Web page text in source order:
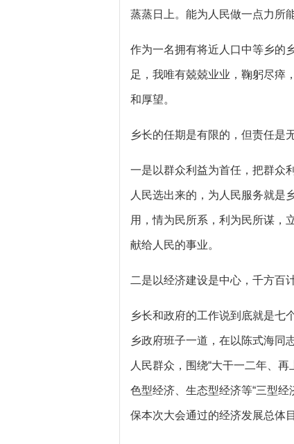
蒸蒸日上。能为人民做一点力所
作为一名拥有将近人口中等乡的
足，我唯有兢兢业业，鞠躬尽瘁
和厚望。
乡长的任期是有限的，但责任是
一是以群众利益为首任，把群众
人民选出来的，为人民服务就是
用，情为民所系，利为民所谋，
献给人民的事业。
二是以经济建设是中心，千方百
乡长和政府的工作说到底就是七
乡政府班子一道，在以陈式海同
人民群众，围绕“大干一二年、
色型经济、生态型经济等“三型经
保本次大会通过的经济发展总体